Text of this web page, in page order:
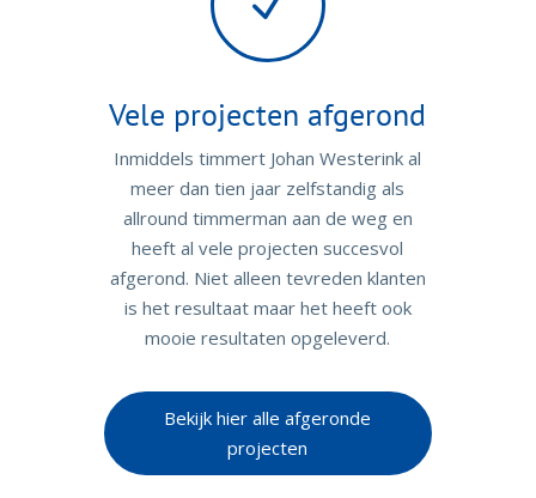
Vele projecten afgerond
Inmiddels timmert Johan Westerink al
meer dan tien jaar zelfstandig als
allround timmerman aan de weg en
heeft al vele projecten succesvol
afgerond. Niet alleen tevreden klanten
is het resultaat maar het heeft ook
mooie resultaten opgeleverd.
Bekijk hier alle afgeronde
projecten